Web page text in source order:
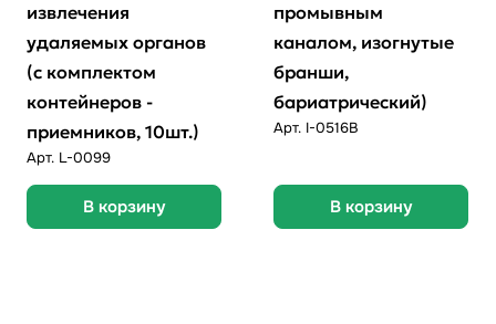
извлечения
удаляемых органов
(с комплектом
контейнеров -
приемников, 10шт.)
Арт. L-0099
В корзину
промывным
каналом, изогнутые
бранши,
бариатрический)
Арт. I-0516В
В корзину